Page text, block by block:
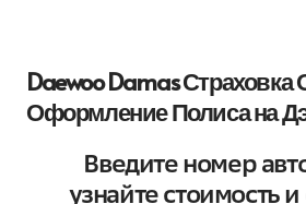
Daewoo Damas
Оформление Полиса на